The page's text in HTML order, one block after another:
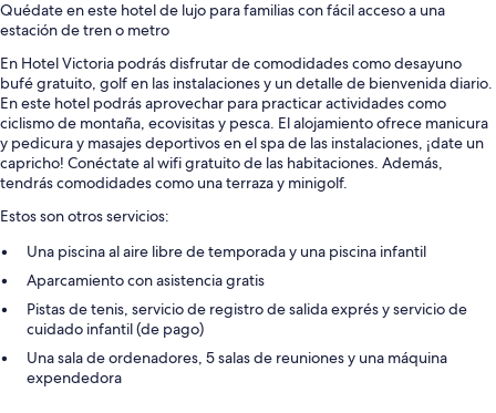
Quédate en este hotel de lujo para familias con fácil acceso a una
estación de tren o metro
En Hotel Victoria podrás disfrutar de comodidades como desayuno
bufé gratuito, golf en las instalaciones y un detalle de bienvenida diario.
En este hotel podrás aprovechar para practicar actividades como
ciclismo de montaña, ecovisitas y pesca. El alojamiento ofrece manicura
y pedicura y masajes deportivos en el spa de las instalaciones, ¡date un
capricho! Conéctate al wifi gratuito de las habitaciones. Además,
tendrás comodidades como una terraza y minigolf.
Estos son otros servicios:
Una piscina al aire libre de temporada y una piscina infantil
Aparcamiento con asistencia gratis
Pistas de tenis, servicio de registro de salida exprés y servicio de
cuidado infantil (de pago)
Una sala de ordenadores, 5 salas de reuniones y una máquina
expendedora